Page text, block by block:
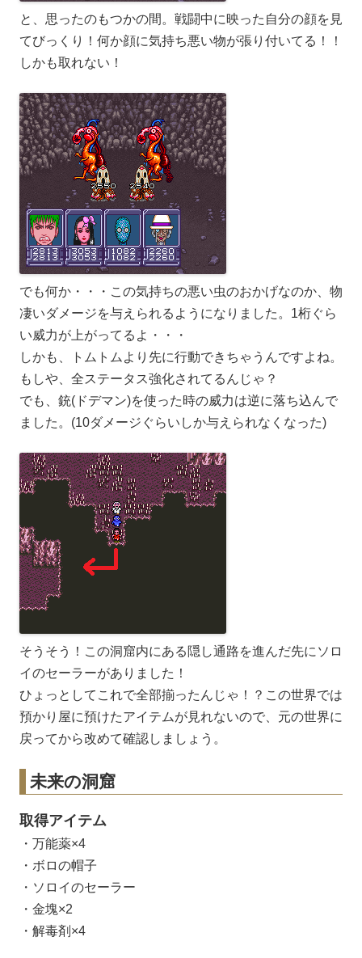
と、思ったのもつかの間。戦闘中に映った自分の顔を見
てびっくり！何か顔に気持ち悪い物が張り付いてる！！
しかも取れない！
でも何か・・・この気持ちの悪い虫のおかげなのか、物
凄いダメージを与えられるようになりました。1桁ぐら
い威力が上がってるよ・・・
しかも、トムトムより先に行動できちゃうんですよね。
もしや、全ステータス強化されてるんじゃ？
でも、銃(ドデマン)を使った時の威力は逆に落ち込んで
ました。(10ダメージぐらいしか与えられなくなった)
そうそう！この洞窟内にある隠し通路を進んだ先にソロ
イのセーラーがありました！
ひょっとしてこれで全部揃ったんじゃ！？この世界では
預かり屋に預けたアイテムが見れないので、元の世界に
戻ってから改めて確認しましょう。
未来の洞窟
取得アイテム
万能薬×4
ボロの帽子
ソロイのセーラー
金塊×2
解毒剤×4